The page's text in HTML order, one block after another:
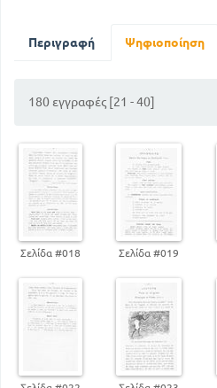
MOTS INVARIABLES
Περιγραφή Ψηφιοποίηση
180 εγγραφές [21 - 40]
Σελίδα #018 Σελίδα #019